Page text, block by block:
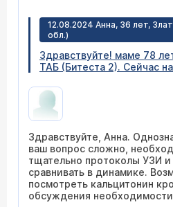
консультацию
мной. Я опрошу вас, проанализирую данные
обследования, обсудим все
12.08.2024 Анна, 36 лет,
обл.)
Здравствуйте! маме 78
ТАБ (Битеста 2). Сейчас
18 мм, стал 22мм, был
новый 5 мм. По УЗИ,
пониженной эхогенности
неоднородной структуры
смешанного кровотока в
Заключение:
образования левой доли
сколько это опасно? Их
кровоток. Нужно еще
Здравствуйте, Анна.
ваш вопрос сложно,
тщательно протоколы УЗИ и
сравнивать в динамике.
посмотреть кальцитонин
обсуждения